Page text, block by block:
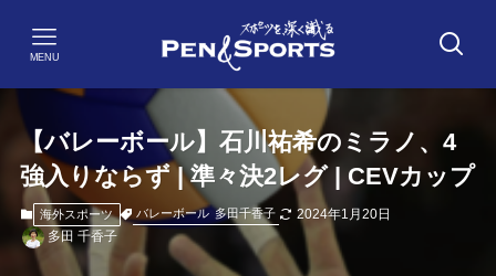
MENU
【バレーボール】石川祐希のミラノ、4
強入りならず | 準々決2レグ | CEVカップ
海外スポーツ バレーボール 多田千香子
2024年1月20日
多田 千香子